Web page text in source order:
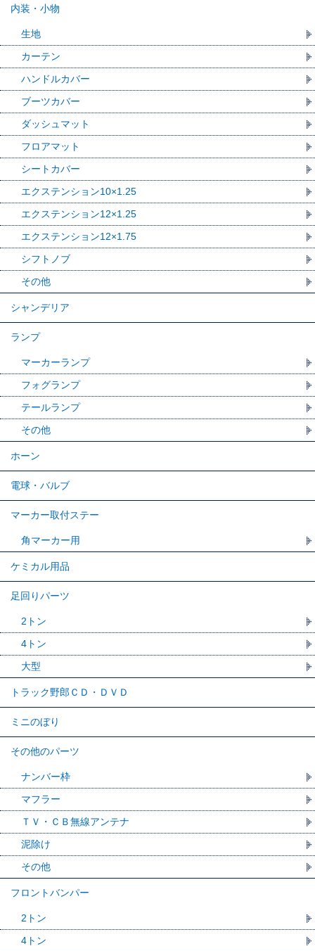
内装・小物
生地
カーテン
ハンドルカバー
ブーツカバー
ダッシュマット
フロアマット
シートカバー
エクステンション10×1.25
エクステンション12×1.25
エクステンション12×1.75
シフトノブ
その他
シャンデリア
ランプ
マーカーランプ
フォグランプ
テールランプ
その他
ホーン
電球・バルブ
マーカー取付ステー
角マーカー用
ケミカル用品
足回りパーツ
2トン
4トン
大型
トラック野郎ＣＤ・ＤＶＤ
ミニのぼり
その他のパーツ
ナンバー枠
マフラー
ＴＶ・ＣＢ無線アンテナ
泥除け
その他
フロントバンパー
2トン
4トン